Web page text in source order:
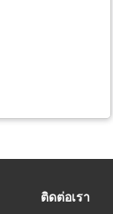
ติดต่อเรา